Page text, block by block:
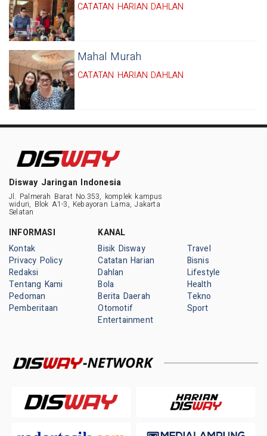
CATATAN HARIAN DAHLAN
Mahal Murah
CATATAN HARIAN DAHLAN
Disway Jaringan Indonesia
Jl. Palmerah Barat No.353, komplek kampus
widuri, Blok A1-3, Kebayoran Lama, Jakarta
Selatan
INFORMASI
Kontak
Privacy Policy
Redaksi
Tentang Kami
Pedoman
Pemberitaan
KANAL
Bisik Disway
Catatan Harian
Dahlan
Bola
Berita Daerah
Otomotif
Entertainment
Travel
Bisnis
Lifestyle
Health
Tekno
Sport